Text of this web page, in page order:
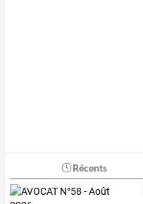
Récents